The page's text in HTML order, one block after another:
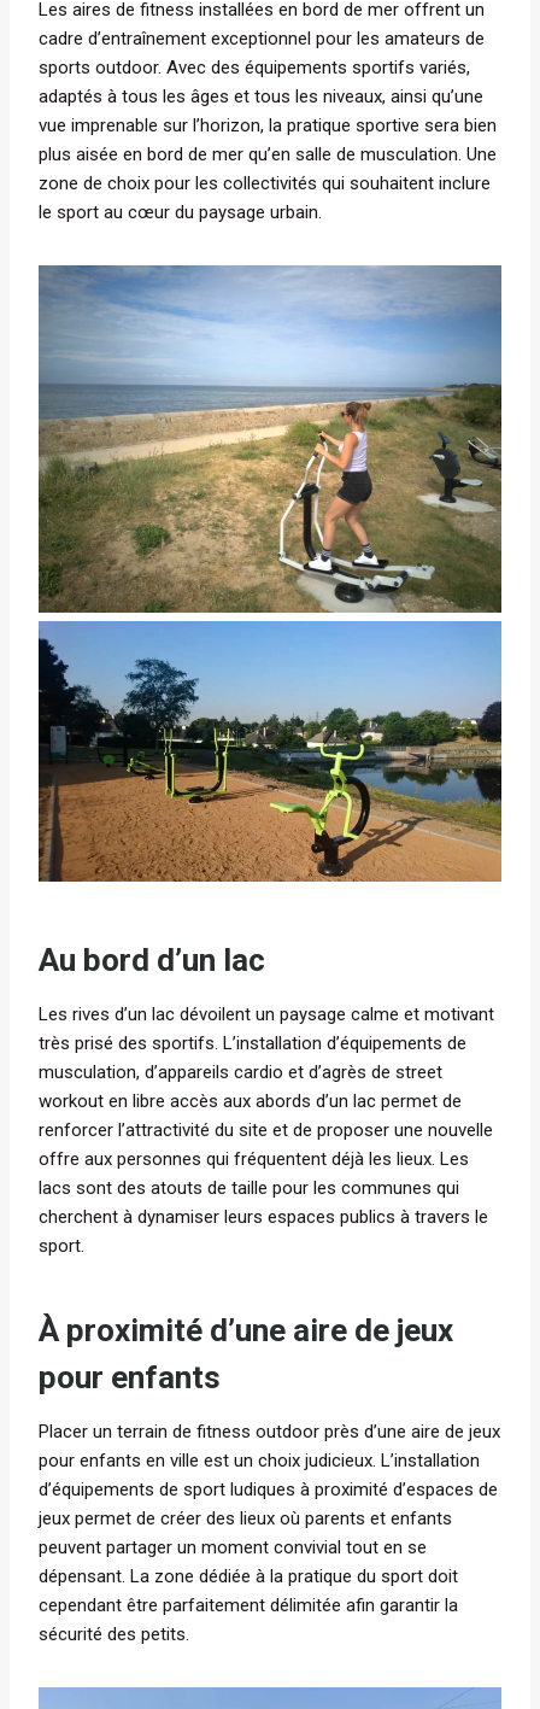
Les aires de fitness installées en bord de mer offrent un
cadre d’entraînement exceptionnel pour les amateurs de
sports outdoor. Avec des équipements sportifs variés,
adaptés à tous les âges et tous les niveaux, ainsi qu’une
vue imprenable sur l’horizon, la pratique sportive sera bien
plus aisée en bord de mer qu’en salle de musculation. Une
zone de choix pour les collectivités qui souhaitent inclure
le sport au cœur du paysage urbain.
Au bord d’un lac
Les rives d’un lac dévoilent un paysage calme et motivant
très prisé des sportifs. L’installation d’équipements de
musculation, d’appareils cardio et d’agrès de street
workout en libre accès aux abords d’un lac permet de
renforcer l’attractivité du site et de proposer une nouvelle
offre aux personnes qui fréquentent déjà les lieux. Les
lacs sont des atouts de taille pour les communes qui
cherchent à dynamiser leurs espaces publics à travers le
sport.
À proximité d’une aire de jeux
pour enfants
Placer un terrain de fitness outdoor près d’une aire de jeux
pour enfants en ville est un choix judicieux. L’installation
d’équipements de sport ludiques à proximité d’espaces de
jeux permet de créer des lieux où parents et enfants
peuvent partager un moment convivial tout en se
dépensant. La zone dédiée à la pratique du sport doit
cependant être parfaitement délimitée afin garantir la
sécurité des petits.